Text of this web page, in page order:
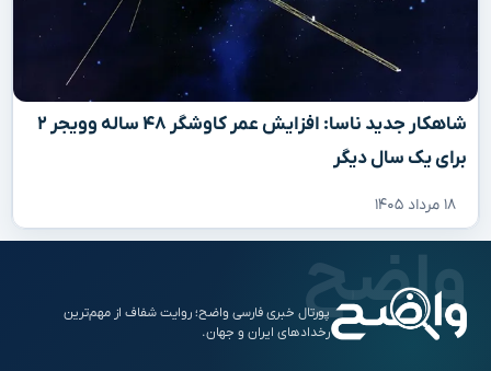
شاهکار جدید ناسا: افزایش عمر کاوشگر ۴۸ ساله وویجر ۲
برای یک سال دیگر
۱۸ مرداد ۱۴۰۵
پورتال خبری فارسی واضح؛ روایت شفاف از مهم‌ترین
رخدادهای ایران و جهان.